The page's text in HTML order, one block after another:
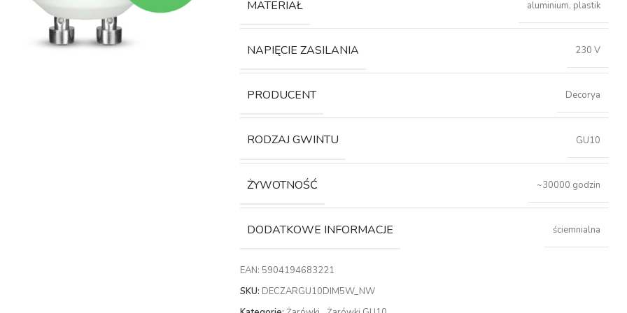
MATERIAŁ aluminium, plastik
NAPIĘCIE ZASILANIA 230 V
PRODUCENT Decorya
RODZAJ GWINTU GU10
ŻYWOTNOŚĆ ~30000 godzin
DODATKOWE INFORMACJE ściemnialna
EAN: 5904194683221
SKU: DECZARGU10DIM5W_NW